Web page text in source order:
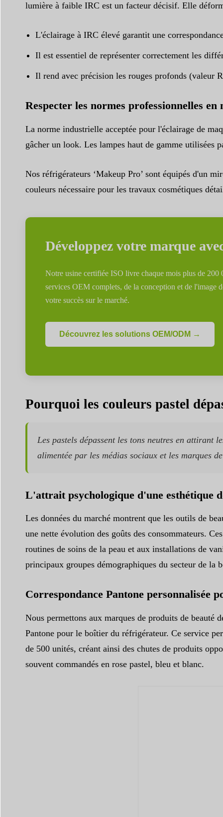
lumière à faible IRC est un facteur décisif. Elle
L'éclairage à IRC élevé garantit une
Il est essentiel de représenter correctement les
Il rend avec précision les rouges profonds (valeur
Respecter les normes professionnelles
La norme industrielle acceptée pour l'éclairage de
gâcher un look. Les lampes haut de gamme utilisées
Nos réfrigérateurs ‘Makeup Pro’ sont équipés d'un
couleurs nécessaire pour les travaux cosmétiques
Développez votre marque
Notre usine certifiée ISO livre chaque mois plus de 200
services OEM complets, de la conception et de l'image
votre succès sur le marché.
Découvrez les solutions OEM/ODM →
Pourquoi les couleurs pastel
Les pastels dépassent les tons neutres en attirant
alimentée par les médias sociaux et les marques
L'attrait psychologique d'une esthétique
Les données du marché montrent que les outils de
une nette évolution des goûts des consommateurs.
routines de soins de la peau et aux installations de
principaux groupes démographiques du secteur de la
Correspondance Pantone personnalisée
Nous permettons aux marques de produits de beauté
Pantone pour le boîtier du réfrigérateur. Ce service
de 500 unités, créant ainsi des chutes de produits
souvent commandés en rose pastel, bleu et blanc.